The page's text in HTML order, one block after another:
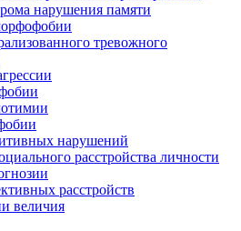
нарушения памяти
тревожного
нарушений
расстройства личности
расстройств
величия